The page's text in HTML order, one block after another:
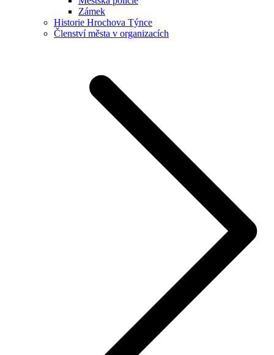
Zámek
Historie Hrochova Týnce
Členství města v organizacích